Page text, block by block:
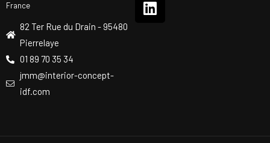
France
82 Ter Rue du Drain - 95480
Pierrelaye
01 89 70 35 34
jmm@interior-concept-
idf.com